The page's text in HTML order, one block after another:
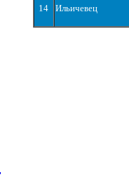
14 Ильичевец